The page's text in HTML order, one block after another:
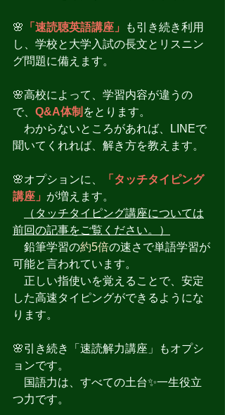
🌸 「速読聴英語講座」
も引き続き利用
し、学校と大学入試の長文とリスニン
グ問題に備えます。
🌸高校によって、学習内容が違うの
で、 Q&A体制 をとります。
わからないところがあれば、LINEで
聞いてくれれば、解き方を教えます。
🌸オプションに、
「タッチタイピング
講座」 が増えます。
（タッチタイピング講座については
前回の記事をご覧ください。）
鉛筆学習の約5倍の速さで単語学習が
可能と言われています。
正しい指使いを覚えることで、安定
した高速タイピングができるようにな
ります。
🌸引き続き「速読解力講座」もオプシ
ョンです。
国語力は、すべての土台✨一生役立
つ力です。